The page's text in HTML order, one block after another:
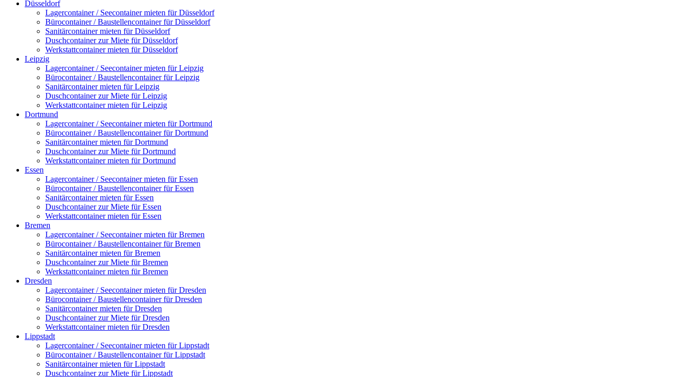
Düsseldorf
Lagercontainer / Seecontainer mieten für Düsseldorf
Bürocontainer / Baustellencontainer für Düsseldorf
Sanitärcontainer mieten für Düsseldorf
Duschcontainer zur Miete für Düsseldorf
Werkstattcontainer mieten für Düsseldorf
Leipzig
Lagercontainer / Seecontainer mieten für Leipzig
Bürocontainer / Baustellencontainer für Leipzig
Sanitärcontainer mieten für Leipzig
Duschcontainer zur Miete für Leipzig
Werkstattcontainer mieten für Leipzig
Dortmund
Lagercontainer / Seecontainer mieten für Dortmund
Bürocontainer / Baustellencontainer für Dortmund
Sanitärcontainer mieten für Dortmund
Duschcontainer zur Miete für Dortmund
Werkstattcontainer mieten für Dortmund
Essen
Lagercontainer / Seecontainer mieten für Essen
Bürocontainer / Baustellencontainer für Essen
Sanitärcontainer mieten für Essen
Duschcontainer zur Miete für Essen
Werkstattcontainer mieten für Essen
Bremen
Lagercontainer / Seecontainer mieten für Bremen
Bürocontainer / Baustellencontainer für Bremen
Sanitärcontainer mieten für Bremen
Duschcontainer zur Miete für Bremen
Werkstattcontainer mieten für Bremen
Dresden
Lagercontainer / Seecontainer mieten für Dresden
Bürocontainer / Baustellencontainer für Dresden
Sanitärcontainer mieten für Dresden
Duschcontainer zur Miete für Dresden
Werkstattcontainer mieten für Dresden
Lippstadt
Lagercontainer / Seecontainer mieten für Lippstadt
Bürocontainer / Baustellencontainer für Lippstadt
Sanitärcontainer mieten für Lippstadt
Duschcontainer zur Miete für Lippstadt